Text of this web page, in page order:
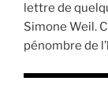
lettre de
Simone Weil.
pénombre de